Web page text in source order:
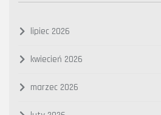
lipiec 2026
kwiecień 2026
marzec 2026